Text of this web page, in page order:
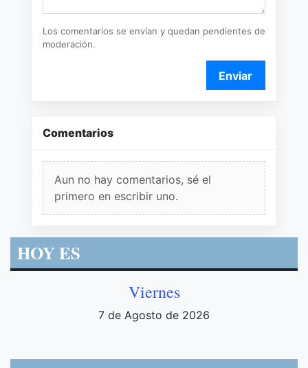
Los comentarios se envían y quedan pendientes de
moderación.
Enviar
Comentarios
Aun no hay comentarios, sé el
primero en escribir uno.
HOY ES
Viernes
7 de Agosto de 2026